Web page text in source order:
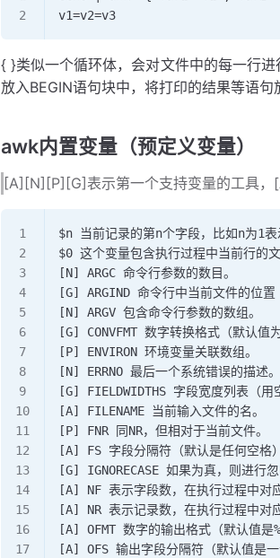
v1=v2=v3
{ }类似一个循环体，会对文件中的每一行
放入BEGIN语句块中，将打印的结果等语句
awk内置变量（预定义变量）
[A][N][P][G]表示第一个支持变量的工具
$n 当前记录的第n个字段，比如n为1
$0 这个变量包含执行过程中当前行的文
[N] ARGC 命令行参数的数目。
[G] ARGIND 命令行中当前文件的位置
[N] ARGV 包含命令行参数的数组。
[G] CONVFMT 数字转换格式（默认值
[P] ENVIRON 环境变量关联数组。
[N] ERRNO 最后一个系统错误的描述。
[G] FIELDWIDTHS 字段宽度列表（用
[A] FILENAME 当前输入文件的名。
[P] FNR 同NR，但相对于当前文件。
[A] FS 字段分隔符（默认是任何空格）
[G] IGNORECASE 如果为真，则进行忽
[A] NF 表示字段数，在执行过程中对
[A] NR 表示记录数，在执行过程中对
[A] OFMT 数字的输出格式（默认值是
[A] OFS 输出字段分隔符（默认值是一